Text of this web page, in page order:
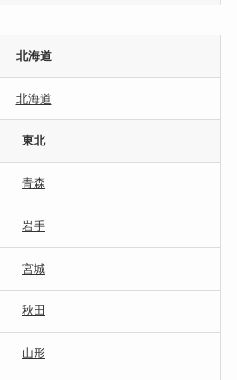
北海道
北海道
東北
青森
岩手
宮城
秋田
山形